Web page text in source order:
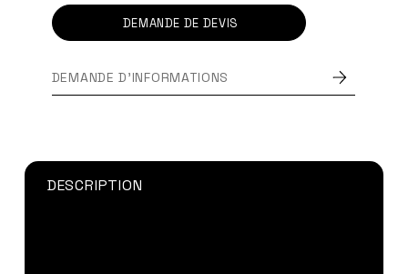
DEMANDE DE DEVIS
DEMANDE D'INFORMATIONS
DESCRIPTION